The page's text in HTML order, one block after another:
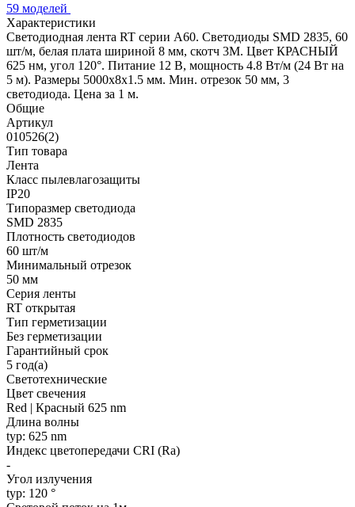
59 моделей
Характеристики
Светодиодная лента RT серии A60. Светодиоды SMD 2835, 60
шт/м, белая плата шириной 8 мм, скотч 3M. Цвет КРАСНЫЙ
625 нм, угол 120°. Питание 12 В, мощность 4.8 Вт/м (24 Вт на
5 м). Размеры 5000x8x1.5 мм. Мин. отрезок 50 мм, 3
светодиода. Цена за 1 м.
Общие
Артикул
010526(2)
Тип товара
Лента
Класс пылевлагозащиты
IP20
Типоразмер светодиода
SMD 2835
Плотность светодиодов
60 шт/м
Минимальный отрезок
50 мм
Серия ленты
RT открытая
Тип герметизации
Без герметизации
Гарантийный срок
5 год(а)
Светотехнические
Цвет свечения
Red | Красный 625 nm
Длина волны
typ: 625 nm
Индекс цветопередачи CRI (Ra)
-
Угол излучения
typ: 120 °